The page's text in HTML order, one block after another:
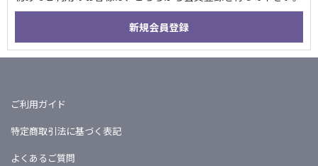
ご利用ガイド
特定商取引法に基づく表記
よくあるご質問